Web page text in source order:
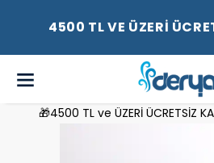
4500 TL VE ÜZERİ
🎁4500 TL ve ÜZERİ ÜCRETSİZ